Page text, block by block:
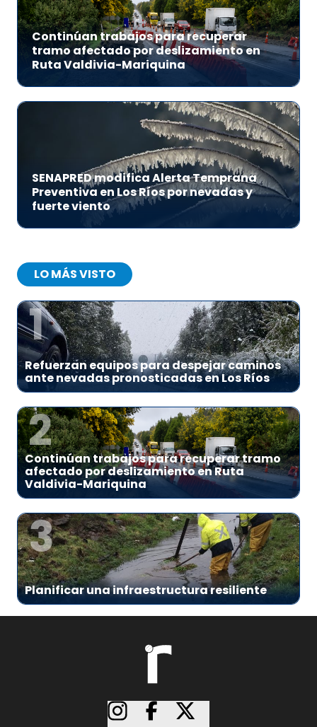
Continúan trabajos para recuperar
tramo afectado por deslizamiento en
Ruta Valdivia-Mariquina
SENAPRED modifica Alerta Temprana
Preventiva en Los Ríos por nevadas y
fuerte viento
LO MÁS VISTO
1
Refuerzan equipos para despejar caminos
ante nevadas pronosticadas en Los Ríos
2
Continúan trabajos para recuperar tramo
afectado por deslizamiento en Ruta
Valdivia-Mariquina
3
Planificar una infraestructura resiliente